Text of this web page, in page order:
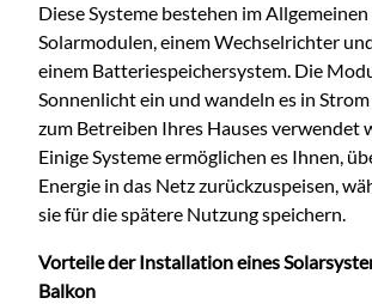
Diese Systeme bestehen im Allgemeinen
Solarmodulen, einem Wechselrichter
einem Batteriespeichersystem. Die
Sonnenlicht ein und wandeln es in
zum Betreiben Ihres Hauses verwendet
Einige Systeme ermöglichen es Ihnen,
Energie in das Netz zurückzuspeisen,
sie für die spätere Nutzung speichern.
Vorteile der Installation eines
Balkon